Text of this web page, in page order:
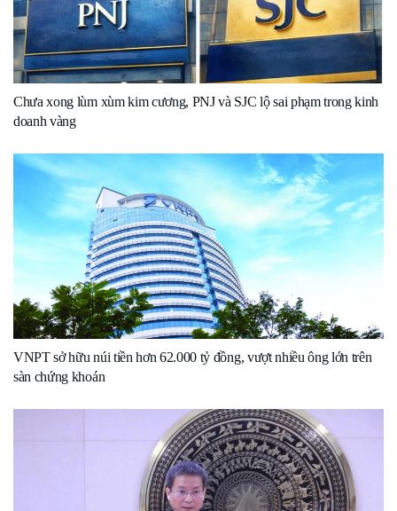
Chưa xong lùm xùm kim cương, PNJ và SJC lộ sai phạm trong kinh
doanh vàng
VNPT sở hữu núi tiền hơn 62.000 tỷ đồng, vượt nhiều ông lớn trên
sàn chứng khoán